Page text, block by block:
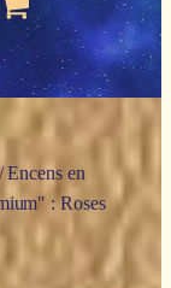
Encens en
: Roses